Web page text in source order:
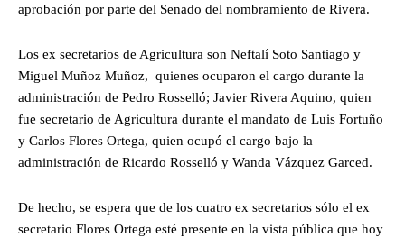
aprobación por parte del Senado del nombramiento de Rivera.
Los ex secretarios de Agricultura son Neftalí Soto Santiago y
Miguel Muñoz Muñoz, quienes ocuparon el cargo durante la
administración de Pedro Rosselló; Javier Rivera Aquino, quien
fue secretario de Agricultura durante el mandato de Luis Fortuño
y Carlos Flores Ortega, quien ocupó el cargo bajo la
administración de Ricardo Rosselló y Wanda Vázquez Garced.
De hecho, se espera que de los cuatro ex secretarios sólo el ex
secretario Flores Ortega esté presente en la vista pública que hoy